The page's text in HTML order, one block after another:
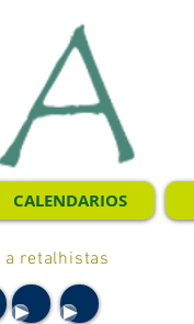
CALENDARIOS
a retalhistas